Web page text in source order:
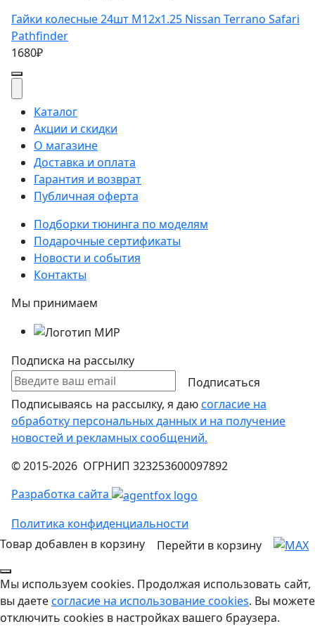
Гайки колесные 24шт M12x1.25 Nissan Terrano Safari
Pathfinder
1680₽
Каталог
Акции и скидки
О магазине
Доставка и оплата
Гарантия и возврат
Публичная оферта
Подборки тюнинга по моделям
Подарочные сертификаты
Новости и события
Контакты
Мы принимаем
Подписка на рассылку
Подписаться
Подписываясь на рассылку, я даюсогласие на
обработку персональных данных и на получение
новостей и рекламных сообщений.
© 2015-2026 ОГРНИП 323253600097892
Разработка сайта
Политика конфиденциальности
Товар добавлен в корзину
Перейти в корзину
Мы используем cookies. Продолжая использовать сайт,
вы даетесогласие на использование cookies. Вы можете
отключить cookies в настройках вашего браузера.